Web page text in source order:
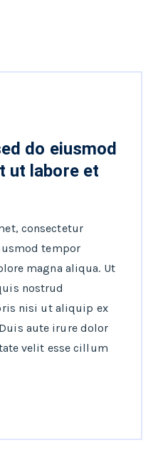
do eiusmod
ut labore et
consectetur
tempor
magna aliqua. Ut
nostrud
nisi ut aliquip ex
aute irure dolor
velit esse cillum